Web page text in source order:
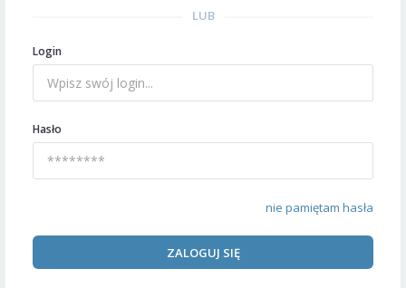
LUB
Login
Hasło
nie pamiętam hasła
ZALOGUJ SIĘ